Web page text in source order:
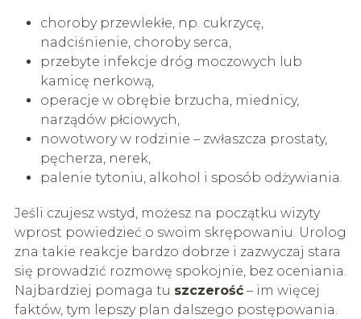
choroby przewlekłe, np. cukrzycę,
nadciśnienie, choroby serca,
przebyte infekcje dróg moczowych lub
kamicę nerkową,
operacje w obrębie brzucha, miednicy,
narządów płciowych,
nowotwory w rodzinie – zwłaszcza prostaty,
pęcherza, nerek,
palenie tytoniu, alkohol i sposób odżywiania.
Jeśli czujesz wstyd, możesz na początku wizyty
wprost powiedzieć o swoim skrępowaniu. Urolog
zna takie reakcje bardzo dobrze i zazwyczaj stara
się prowadzić rozmowę spokojnie, bez oceniania.
Najbardziej pomaga tu szczerość– im więcej
faktów, tym lepszy plan dalszego postępowania.